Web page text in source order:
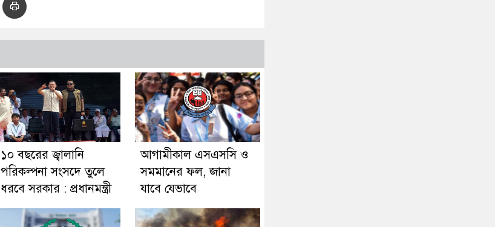
১০ বছরের জ্বালানি
পরিকল্পনা সংসদে তুলে
ধরবে সরকার : প্রধানমন্ত্রী
আগামীকাল এসএসসি ও
সমমানের ফল, জানা
যাবে যেভাবে